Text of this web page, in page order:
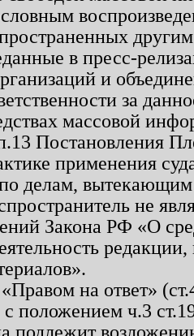
в пресс-
и
за
массовой
Постановления
применения
делам, вытекающим
не
Закона РФ «О
«Правом на ответ»
с положением ч.3
подлежит